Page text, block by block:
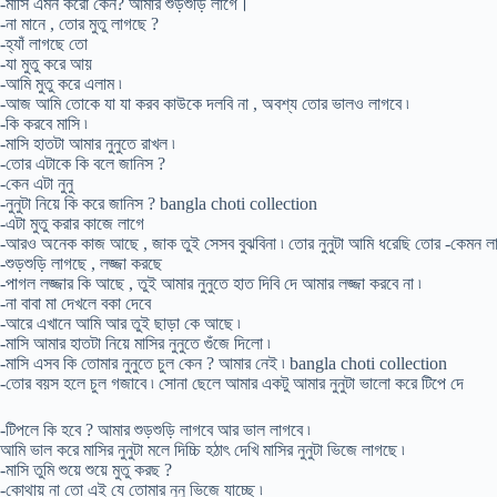
-না মানে , তোর মুতু লাগছে ?
-হ্যাঁ লাগছে তো
-যা মুতু করে আয়
-আমি মুতু করে এলাম ৷
-আজ আমি তোকে যা যা করব কাউকে দলবি না , অবশ্য তোর ভালও লাগবে ৷
-কি করবে মাসি ৷
-মাসি হাতটা আমার নুনুতে রাখল ৷
-তোর এটাকে কি বলে জানিস ?
-কেন এটা নুনু
-নুনুটা নিয়ে কি করে জানিস ? bangla choti collection
-এটা মুতু করার কাজে লাগে
-আরও অনেক কাজ আছে , জাক তুই সেসব বুঝবিনা ৷ তোর নুনুটা আমি ধরেছি তোর -কেমন
-শুড়শুড়ি লাগছে , লজ্জা করছে
-পাগল লজ্জার কি আছে , তুই আমার নুনুতে হাত দিবি দে আমার লজ্জা করবে না ৷
-না বাবা মা দেখলে বকা দেবে
-আরে এখানে আমি আর তুই ছাড়া কে আছে ৷
-মাসি আমার হাতটা নিয়ে মাসির নুনুতে গুঁজে দিলো ৷
-মাসি এসব কি তোমার নুনুতে চুল কেন ? আমার নেই ৷ bangla choti collection
-তোর বয়স হলে চুল গজাবে ৷ সোনা ছেলে আমার একটু আমার নুনুটা ভালো করে টিপে দে
-টিপলে কি হবে ? আমার শুড়শুড়ি লাগবে আর ভাল লাগবে ৷
আমি ভাল করে মাসির নুনুটা মলে দিচ্চি হঠাৎ দেখি মাসির নুনুটা ভিজে লাগছে ৷
-মাসি তুমি শুয়ে শুয়ে মুতু করছ ?
-কোথায় না তো এই যে তোমার নুনু ভিজে যাচ্ছে ৷